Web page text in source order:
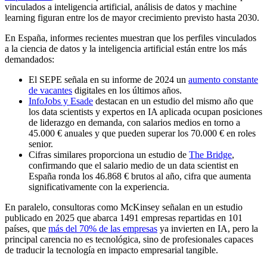
vinculados a inteligencia artificial, análisis de datos y machine
learning figuran entre los de mayor crecimiento previsto hasta 2030.
En España, informes recientes muestran que los perfiles vinculados
a la ciencia de datos y la inteligencia artificial están entre los más
demandados:
El SEPE señala en su informe de 2024 un aumento constante
de vacantes digitales en los últimos años.
InfoJobs y Esade destacan en un estudio del mismo año que
los data scientists y expertos en IA aplicada ocupan posiciones
de liderazgo en demanda, con salarios medios en torno a
45.000 € anuales y que pueden superar los 70.000 € en roles
senior.
Cifras similares proporciona un estudio de The Bridge,
confirmando que el salario medio de un data scientist en
España ronda los 46.868 € brutos al año, cifra que aumenta
significativamente con la experiencia.
En paralelo, consultoras como McKinsey señalan en un estudio
publicado en 2025 que abarca 1491 empresas repartidas en 101
países, que más del 70% de las empresas ya invierten en IA, pero la
principal carencia no es tecnológica, sino de profesionales capaces
de traducir la tecnología en impacto empresarial tangible.